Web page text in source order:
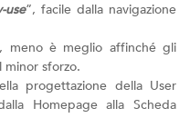
use”, facile dalla navigazione
meno è meglio affinché gli
sforzo.
progettazione della User
Homepage alla Scheda